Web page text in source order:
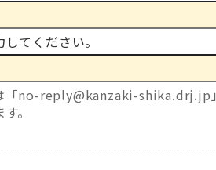
てください。
「no-reply@kanzaki-shika.drj.jp
。